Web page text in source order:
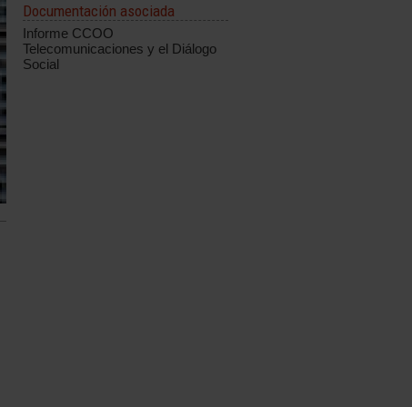
Documentación asociada
Informe CCOO
Telecomunicaciones y el Diálogo
Social